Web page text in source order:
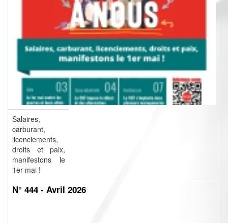
Salaires,
carburant,
licenciements,
droits et paix,
manifestons le
1er mai !
N° 444 - Avril 2026